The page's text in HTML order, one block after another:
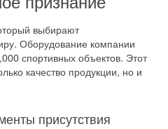
выбирают
Оборудование компании
спортивных объектов. Этот
качество продукции, но и
присутствия